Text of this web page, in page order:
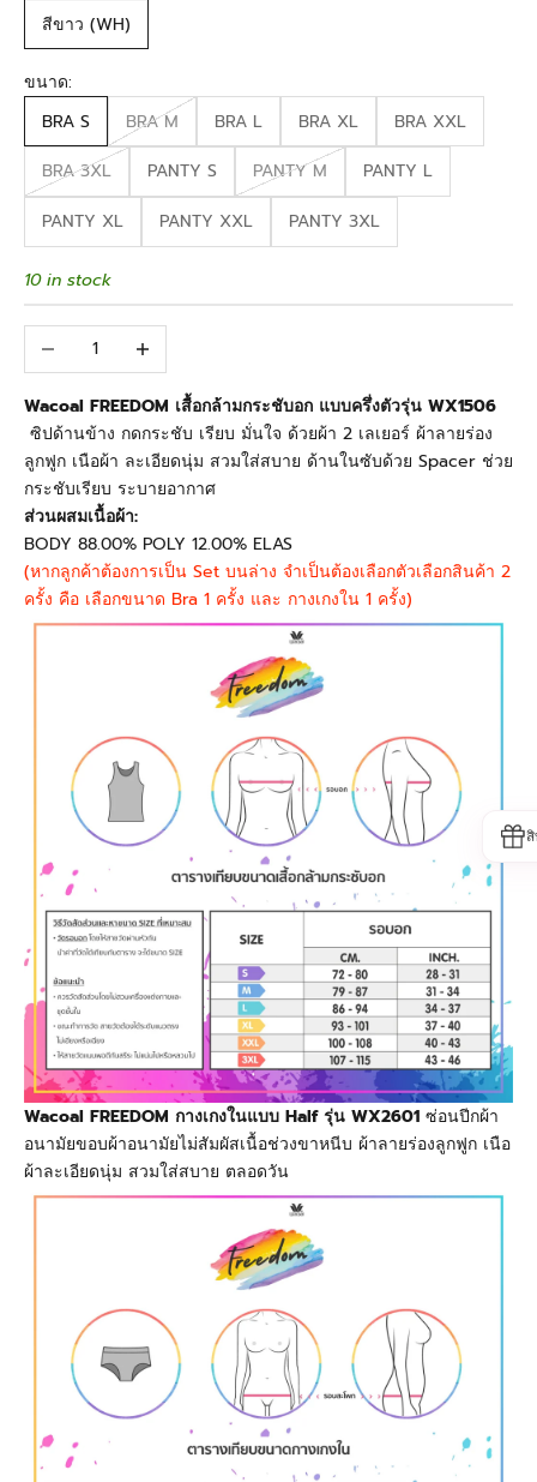
สีขาว (WH)
ขนาด:
BRA S
BRA M BRA L BRA XL
BRA XXL
BRA 3XL
PANTY S PANTY M
PANTY L
PANTY XL
PANTY XXL PANTY 3XL
10 in stock
Decrease quantityIncrease quantity
Wacoal FREEDOM เสื้อกล้ามกระชับอก แบบครึ่งตัวรุ่น WX1506
ซิปด้านข้าง กดกระชับ เรียบ มั่นใจ ด้วยผ้า 2 เลเยอร์ ผ้าลายร่อง
ลูกฟูก เนือผ้า ละเอียดนุ่ม สวมใส่สบาย ด้านในซับด้วย Spacer ช่วย
กระชับเรียบ ระบายอากาศ
ส่วนผสมเนื้อผ้า:
BODY 88.00% POLY 12.00% ELAS
(หากลูกค้าต้องการเป็น Set บนล่าง จำเป็นต้องเลือกตัวเลือกสินค้า 2
ครั้ง คือ เลือกขนาด Bra 1 ครั้ง และ กางเกงใน 1 ครั้ง)
Wacoal FREEDOM กางเกงในแบบ Half รุ่น WX2601 ซ่อนปีกผ้า
อนามัยขอบผ้าอนามัยไม่สัมผัสเนื้อช่วงขาหนีบ ผ้าลายร่องลูกฟูก เนือ
ผ้าละเอียดนุ่ม สวมใส่สบาย ตลอดวัน